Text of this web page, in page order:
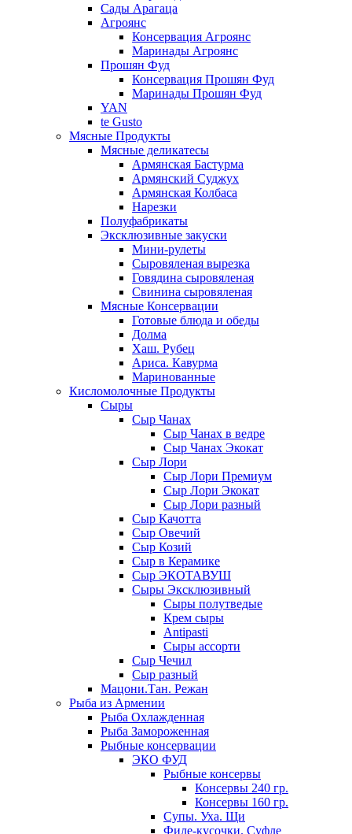
Сады Арагаца
Агроянс
Консервация Агроянс
Маринады Агроянс
Прошян Фуд
Консервация Прошян Фуд
Маринады Прошян Фуд
YAN
te Gusto
Мясные Продукты
Мясные деликатесы
Армянская Бастурма
Армянский Суджух
Армянская Колбаса
Нарезки
Полуфабрикаты
Эксклюзивные закуски
Мини-рулеты
Сыровяленая вырезка
Говядина сыровяленая
Свинина сыровяленая
Мясные Консервации
Готовые блюда и обеды
Долма
Хаш. Рубец
Ариса. Кавурма
Маринованные
Кисломолочные Продукты
Сыры
Сыр Чанах
Сыр Чанах в ведре
Сыр Чанах Экокат
Сыр Лори
Сыр Лори Премиум
Сыр Лори Экокат
Сыр Лори разный
Сыр Качотта
Сыр Овечий
Сыр Козий
Сыр в Керамике
Сыр ЭКОТАВУШ
Сыры Эксклюзивный
Сыры полутведые
Крем сыры
Antipasti
Сыры ассорти
Сыр Чечил
Сыр разный
Мацони.Тан. Режан
Рыба из Армении
Рыба Охлажденная
Рыба Замороженная
Рыбные консервации
ЭКО ФУД
Рыбные консервы
Консервы 240 гр.
Консервы 160 гр.
Супы. Уха. Щи
Филе-кусочки. Суфле